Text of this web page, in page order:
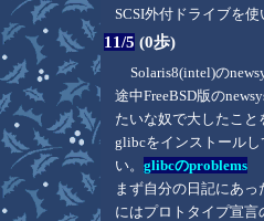
SCSI外付ドライブを
11/5 (0歩)
Solaris8(intel)の
途中FreeBSD版の
たいな奴で大したこ
glibcをインストール
い。glibcのproblems
まず自分の日記にあ
にはプロトタイプ宣